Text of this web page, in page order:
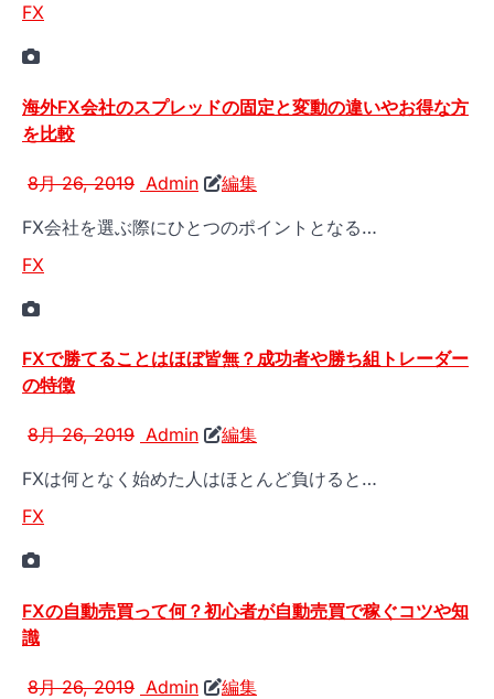
FX
海外FX会社のスプレッドの固定と変動の違いやお得な方
を比較
8月 26, 2019 Admin
編集
FX会社を選ぶ際にひとつのポイントとなる…
FX
FXで勝てることはほぼ皆無？成功者や勝ち組トレーダー
の特徴
8月 26, 2019 Admin
編集
FXは何となく始めた人はほとんど負けると…
FX
FXの自動売買って何？初心者が自動売買で稼ぐコツや知
識
8月 26, 2019 Admin
編集